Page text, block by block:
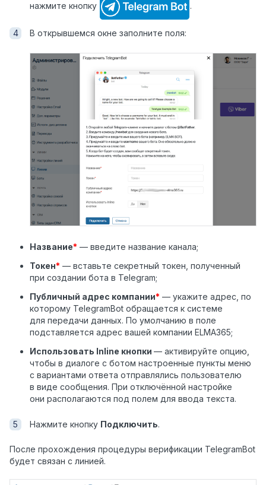
нажмите кнопку
.
В открывшемся окне заполните поля:
Название* — введите название канала;
Токен* — вставьте секретный токен, полученный
при создании бота в Telegram;
Публичный адрес компании* — укажите адрес, по
которому TelegramBot обращается к системе
для передачи данных. По умолчанию в поле
подставляется адрес вашей компании ELMA365;
Использовать Inline кнопки — активируйте опцию,
чтобы в диалоге с ботом настроенные пункты меню
с вариантами ответа отправлялись пользователю
в виде сообщения. При отключённой настройке
они располагаются под полем для ввода текста.
Нажмите кнопку Подключить.
После прохождения процедуры верификации TelegramBot
будет связан с линией.